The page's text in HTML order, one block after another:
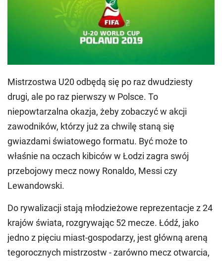
Mistrzostwa U20 odbędą się po raz dwudziesty
drugi, ale po raz pierwszy w Polsce. To
niepowtarzalna okazja, żeby zobaczyć w akcji
zawodników, którzy już za chwilę staną się
gwiazdami światowego formatu. Być może to
właśnie na oczach kibiców w Łodzi zagra swój
przebojowy mecz nowy Ronaldo, Messi czy
Lewandowski.
Do rywalizacji stają młodzieżowe reprezentacje z 24
krajów świata, rozgrywając 52 mecze. Łódź, jako
jedno z pięciu miast-gospodarzy, jest główną areną
tegorocznych mistrzostw - zarówno mecz otwarcia,